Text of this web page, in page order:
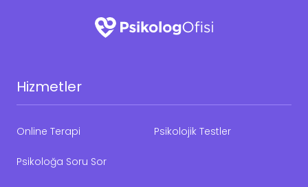
Hizmetler
Online Terapi Psikolojik Testler
Psikoloğa Soru Sor